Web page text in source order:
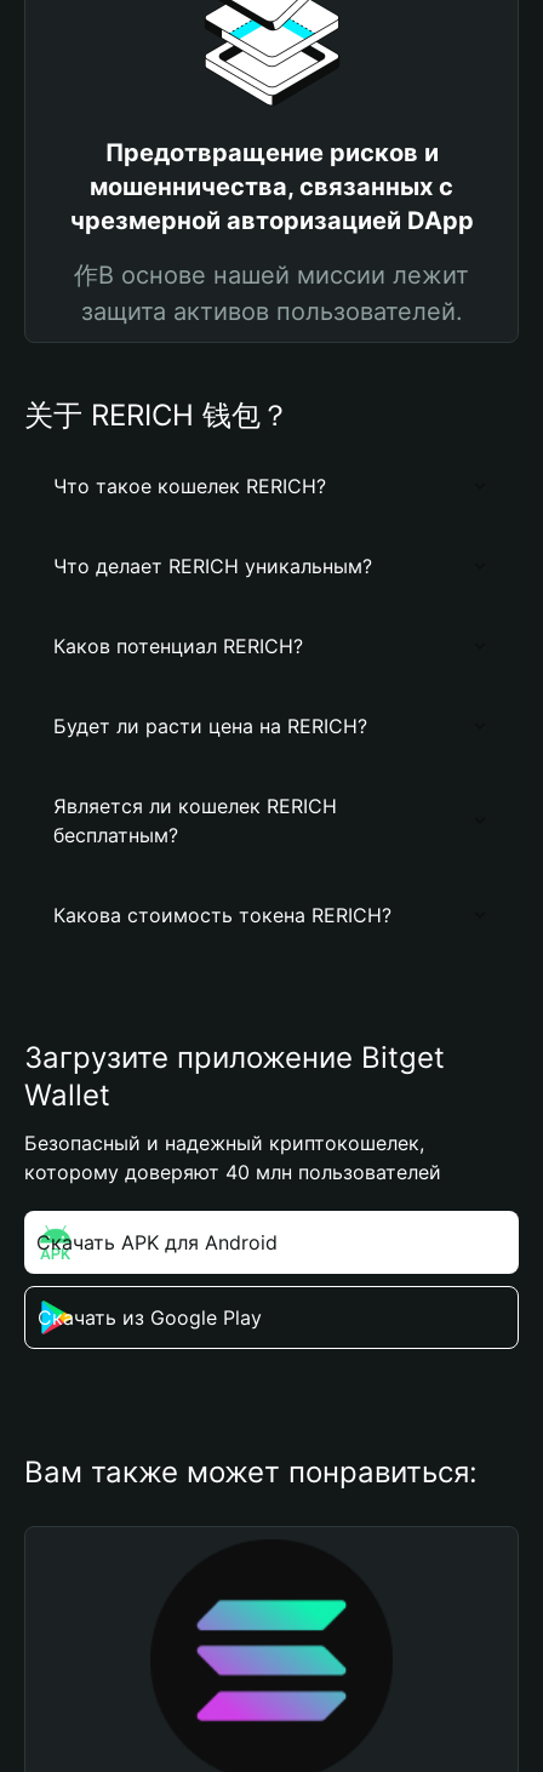
Предотвращение рисков и
мошенничества, связанных с
чрезмерной авторизацией DApp
作В основе нашей миссии лежит
защита активов пользователей.
关于 RERICH 钱包？
Что такое кошелек RERICH?
Что делает RERICH уникальным?
Каков потенциал RERICH?
Будет ли расти цена на RERICH?
Является ли кошелек RERICH
бесплатным?
Какова стоимость токена RERICH?
Загрузите приложение Bitget
Wallet
Безопасный и надежный криптокошелек,
которому доверяют 40 млн пользователей
Скачать APK для Android
Скачать из Google Play
Вам также может понравиться: